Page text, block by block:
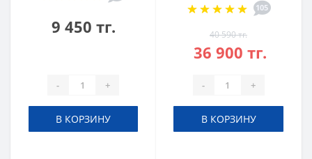
9 450 тг.
- +
В КОРЗИНУ
105
40 590 тг.
36 900 тг.
- +
В КОРЗИНУ